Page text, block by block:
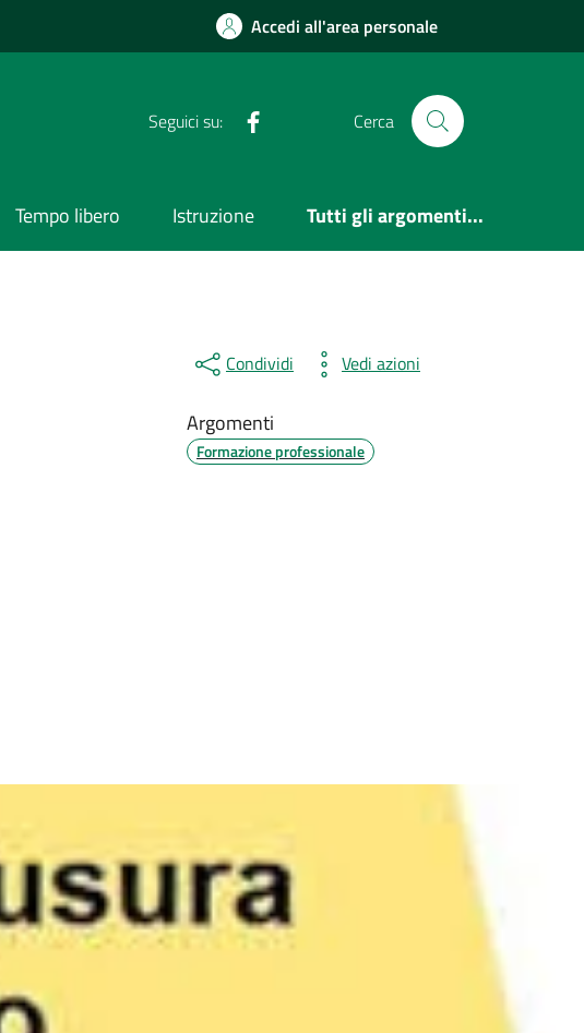
Accedi all'area personale
Seguici su: Cerca
Tempo libero Istruzione Tutti gli argomenti...
Condividi Vedi azioni
Argomenti
Formazione professionale